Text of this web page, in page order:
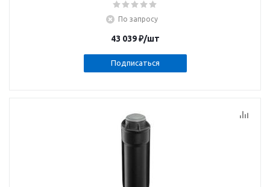
По запросу
43 039₽/шт
Подписаться